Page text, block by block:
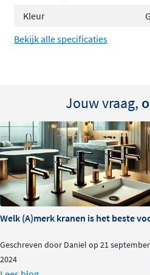
Kleur
Bekijk alle specificaties
Jouw vraag,
Welk (A)merk kranen is het beste
Geschreven door Daniel op 21 september
2024